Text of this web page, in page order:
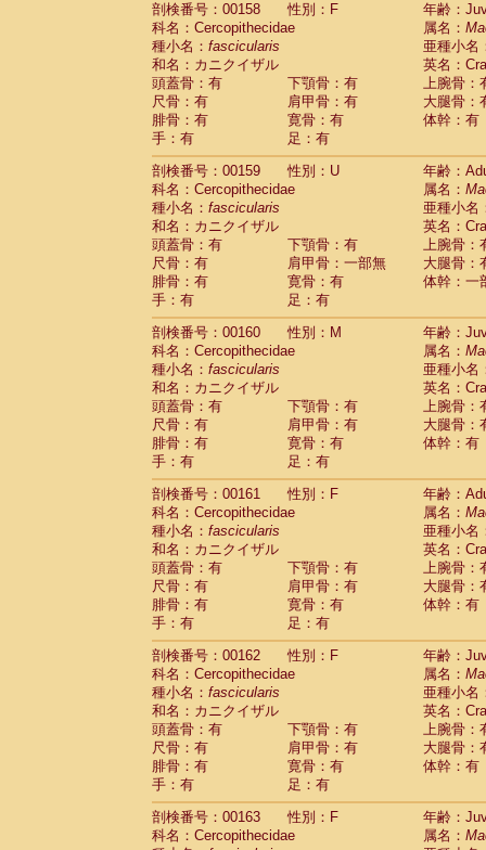
剖検番号：00158
性別：F
年齢：
科名：Cercopithecidae
属名：
種小名： fascicularis
亜種小名
和名：カニクイザル
英名：
頭蓋骨：有
下顎骨：有
上腕骨：
尺骨：有
肩甲骨：有
大腿骨：
腓骨：有
寛骨：有
体幹：有
手：有
足：有
剖検番号：00159
性別：U
年齢：
科名：Cercopithecidae
属名：
種小名： fascicularis
亜種小名
和名：カニクイザル
英名：
頭蓋骨：有
下顎骨：有
上腕骨：
尺骨：有
肩甲骨：一部無
大腿骨：
腓骨：有
寛骨：有
体幹：一
手：有
足：有
剖検番号：00160
性別：M
年齢：
科名：Cercopithecidae
属名：
種小名： fascicularis
亜種小名
和名：カニクイザル
英名：
頭蓋骨：有
下顎骨：有
上腕骨：
尺骨：有
肩甲骨：有
大腿骨：
腓骨：有
寛骨：有
体幹：有
手：有
足：有
剖検番号：00161
性別：F
年齢：
科名：Cercopithecidae
属名：
種小名： fascicularis
亜種小名
和名：カニクイザル
英名：
頭蓋骨：有
下顎骨：有
上腕骨：
尺骨：有
肩甲骨：有
大腿骨：
腓骨：有
寛骨：有
体幹：有
手：有
足：有
剖検番号：00162
性別：F
年齢：
科名：Cercopithecidae
属名：
種小名： fascicularis
亜種小名
和名：カニクイザル
英名：
頭蓋骨：有
下顎骨：有
上腕骨：
尺骨：有
肩甲骨：有
大腿骨：
腓骨：有
寛骨：有
体幹：有
手：有
足：有
剖検番号：00163
性別：F
年齢：
科名：Cercopithecidae
属名：